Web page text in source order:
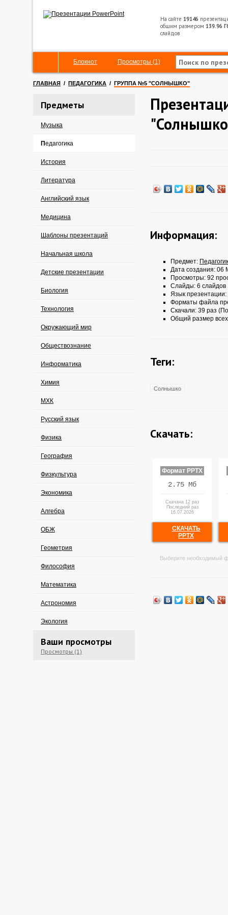
На сайте 19146
общим размером 139.96
слайдов
Блокнот Просмотры (1)
ГЛАВНАЯ / ПЕДАГОГИКА / ГРУППА №5 "СОЛНЫШКО"
Предметы
Музыка
Педагогика
История
Литература
Английский язык
Медицина
Шаблоны презентаций
Начальная школа
Детские презентации
Биология
Технология
Окружающий мир
Обществознание
Информатика
Химия
МХК
Русский язык
Физика
География
Физкультура
Экономика
Алгебра
ОБЖ
Геометрия
Философия
Математика
Астрономия
Экология
Ваши просмотры
Просмотры (1)
Информация:
Предмет:
Дата создания: 06
Просмотры: 92
Слайды: 6 слайдов
Язык презентации:
Форматы файла
Скачали: 39 раз
Общий размер
Теги:
Солнышко
Скачать:
Формат PPTX
2.75 Мб
Скачана 12 раз
Последний раз
16.07.2026
СКАЧАТЬ
PPTX
Выберите необходимый